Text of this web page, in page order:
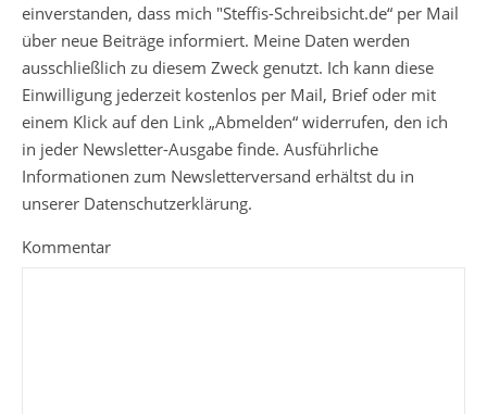
einverstanden, dass mich "Steffis-Schreibsicht.de“ per Mail
über neue Beiträge informiert. Meine Daten werden
ausschließlich zu diesem Zweck genutzt. Ich kann diese
Einwilligung jederzeit kostenlos per Mail, Brief oder mit
einem Klick auf den Link „Abmelden“ widerrufen, den ich
in jeder Newsletter-Ausgabe finde. Ausführliche
Informationen zum Newsletterversand erhältst du in
unserer Datenschutzerklärung.
Kommentar